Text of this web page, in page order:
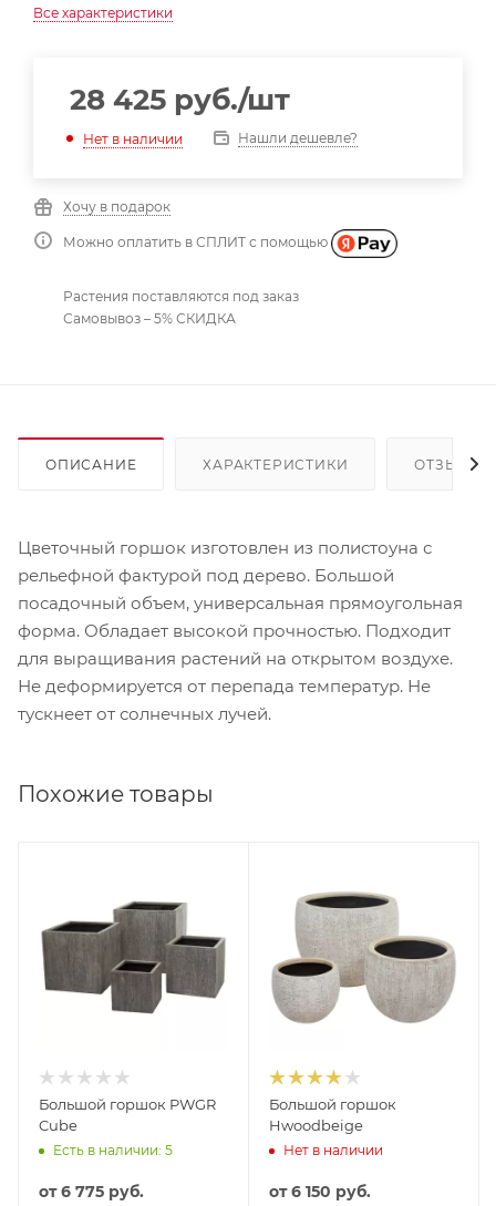
Все характеристики
28 425 руб./шт
Нет в наличии Нашли дешевле?
Хочу в подарок
Можно оплатить в СПЛИТ с помощью
Растения поставляются под заказ
Самовывоз – 5% СКИДКА
ОПИСАНИЕ ХАРАКТЕРИСТИКИ ОТЗЫВЫ
Цветочный горшок изготовлен из полистоуна с
рельефной фактурой под дерево. Большой
посадочный объем, универсальная прямоугольная
форма. Обладает высокой прочностью. Подходит
для выращивания растений на открытом воздухе.
Не деформируется от перепада температур. Не
тускнеет от солнечных лучей.
Похожие товары
Большой горшок PWGR
Cube
Есть в наличии: 5
от6 775 руб.
Большой горшок
Hwoodbeige
Нет в наличии
от6 150 руб.